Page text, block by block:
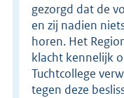
gezorgd dat de
en zij nadien
horen. Het
klacht kennelijk
Tuchtcollege
tegen deze